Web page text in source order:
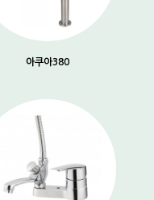
아쿠아380